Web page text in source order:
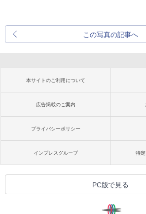
この写真の記事へ
本サイトのご利用について
広告掲載のご案内
プライバシーポリシー
インプレスグループ 特
PC版で見る